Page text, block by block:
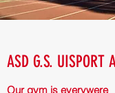
ASD G.S. UISPORT
Our gym is everywere